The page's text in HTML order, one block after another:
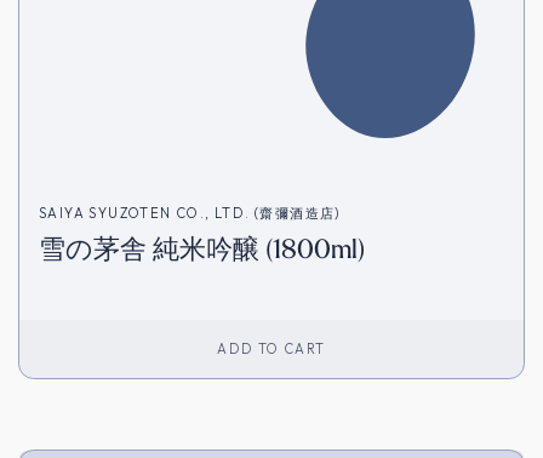
SAIYA SYUZOTEN CO., LTD. (齋彌酒造店)
雪の茅舎 純米吟醸 (1800ml)
ADD TO CART